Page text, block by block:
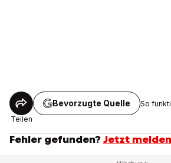
Teilen
Bevorzugte Quelle So
Fehler gefunden? Jetzt melden